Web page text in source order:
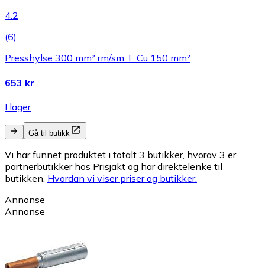
4.2
(6)
Presshylse 300 mm² rm/sm T. Cu 150 mm²
653 kr
I lager
Gå til butikk
Vi har funnet produktet i totalt 3 butikker, hvorav 3 er
partnerbutikker hos Prisjakt og har direktelenke til
butikken. Hvordan vi viser priser og butikker.
Annonse
Annonse